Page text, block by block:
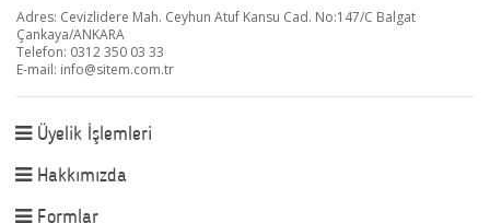
Adres: Cevizlidere Mah. Ceyhun Atuf Kansu Cad. No:147/C Balgat
Çankaya/ANKARA
Telefon: 0312 350 03 33
E-mail: info@sitem.com.tr
Üyelik İşlemleri
Hakkımızda
Formlar